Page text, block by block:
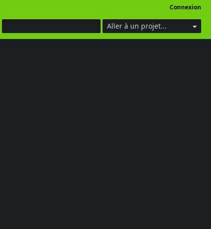
Connexion
Aller à un projet...